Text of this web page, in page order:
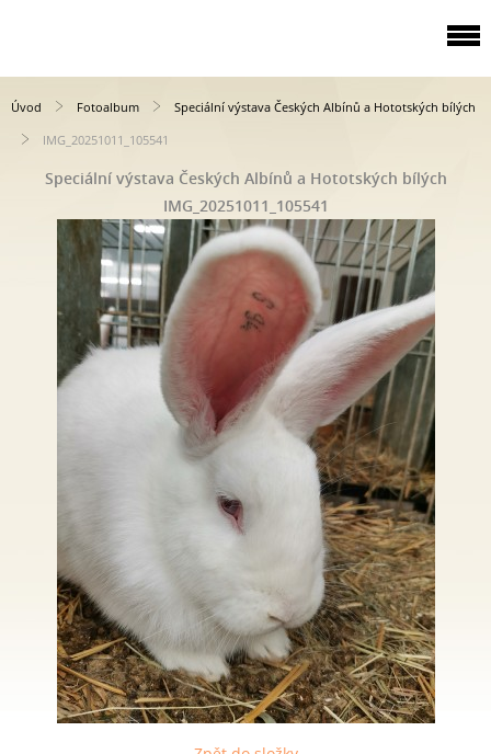
Úvod Fotoalbum
Speciální výstava Českých Albínů a Hototských bílých
IMG_20251011_105541
Speciální výstava Českých Albínů a Hototských bílých
IMG_20251011_105541